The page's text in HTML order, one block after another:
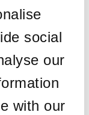
social
our
with our
locale
al futuro